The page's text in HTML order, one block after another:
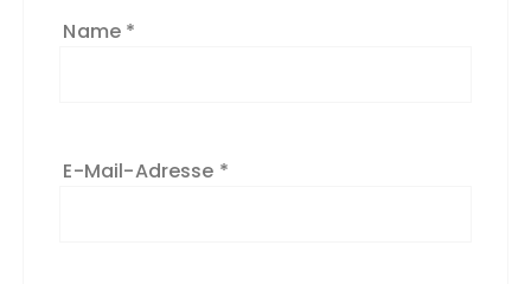
Name *
E-Mail-Adresse *